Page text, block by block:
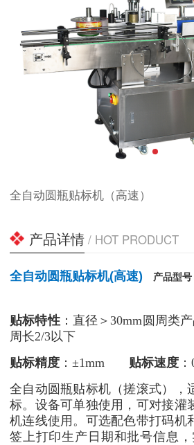
全自动圆瓶贴标机（高速）
产品详情 / HOT PRODUCT
全自动圆瓶贴标机(高速) 产品型
贴标特性：直径＞30mm圆周类
周长2/3以下
贴标精度 ：±1mm 贴标速度
全自动圆瓶贴标机（搓滚式），
标。设备可单独使用，可对接灌
机连线使用。可选配色带打码机
签上打印生产日期和批号信息